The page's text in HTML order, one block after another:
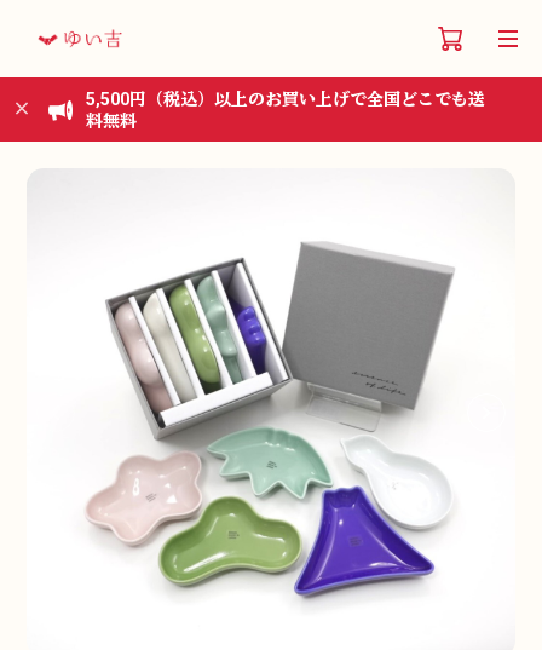
5,500円（税込）以上のお買い上げで全国どこでも送
料無料